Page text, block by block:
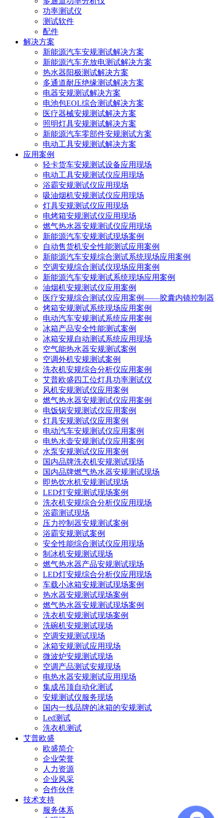
功率测试仪
测试软件
配件
解决方案
新能源汽车安规测试解决方案
新能源汽车充放电测试解决方案
热水器阳极测试解决方案
多通道耐压绝缘测试解决方案
电器安规测试解决方案
电池包EOL综合测试解决方案
医疗器械安规测试解决方案
照明灯具安规测试解决方案
新能源汽车零部件安规测试方案
电动工具安规测试解决方案
应用案例
轻卡货车安规测试设备应用现场
电动工具安规测试仪应用现场
浴霸安规测试仪应用现场
吸油烟机安规测试仪应用现场
灯具安规测试仪应用现场
电烤箱安规测试仪应用现场
燃气热水器安规测试仪应用现场
新能源汽车安规测试现场案例
自动售货机安全性能测试应用案例
新能源汽车安规综合测试系统现场应用案例
空调安规综合测试仪现场应用案例
新能源汽车安规测试系统现场应用案例
油烟机安规测试仪应用案例
医疗安规综合测试仪应用案例——胶囊内镜控制器
烤箱安规测试系统现场应用案例
电动汽车安规测试系统应用案例
冰箱产品安全性能测试案例
冰箱安规自动测试系统应用现场
空气能热水器安规测试案例
空调外机安规测试案例
洗衣机安规综合分析仪应用案例
艾普欧盛四工位灯具功率测试仪
风机安规测试仪应用案例
燃气热水器安规测试仪应用案例
电饭锅安规测试仪应用案例
灯具安规测试仪应用案例
电动汽车安规测试仪应用案例
电热水壶安规测试仪应用案例
水泵安规测试仪应用案例
国内品牌洗衣机安规测试现场
国内品牌燃气热水器安规测试现场
即热饮水机安规测试现场
LED灯安规测试现场案例
洗衣机安规综合分析仪应用现场
浴霸测试现场
压力控制器安规测试案例
浴霸安规测试案例
安全性能综合测试仪应用现场
制冰机安规测试现场
燃气热水器产品安规测试现场
LED灯安规综合分析仪应用现场
车载小冰箱安规测试现场案例
热水器安规测试现场案例
燃气热水器安规测试现场案例
洗衣机安规测试现场案例
洗碗机安规测试现场
空调安规测试现场
冰箱安规测试应用现场
微波炉安规测试现场
空调产品测试安规现场
电热水器安规测试应用现场
集成吊顶自动化测试
安规测试仪服务现场
国内一线品牌的冰箱的安规测试
Led测试
洗衣机测试
艾普欧盛
欧盛简介
企业荣誉
人力资源
企业风采
合作伙伴
技术支持
服务体系